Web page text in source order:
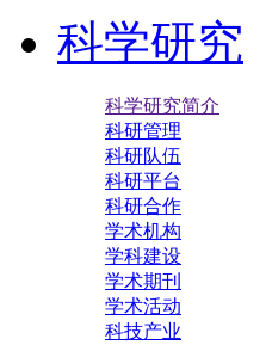
科学研究
科学研究简介
科研管理
科研队伍
科研平台
科研合作
学术机构
学科建设
学术期刊
学术活动
科技产业